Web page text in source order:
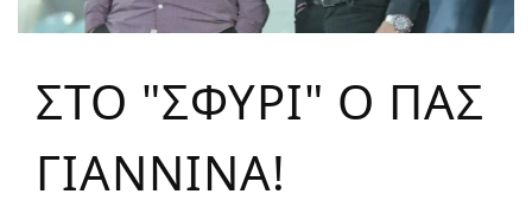
ΣΤΟ "ΣΦΥΡΙ" Ο ΠΑΣ
ΓΙΑΝΝΙΝΑ!